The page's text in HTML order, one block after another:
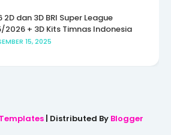
2D dan 3D BRI Super League
2026 + 3D Kits Timnas Indonesia
15, 2025
| Distributed By Blogger